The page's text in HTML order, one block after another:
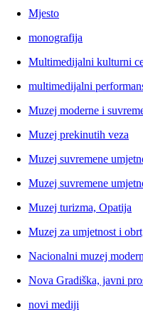
Mjesto
monografija
Multimedijalni kulturni
multimedijalni
Muzej moderne i
Muzej prekinutih veza
Muzej suvremene
Muzej suvremene
Muzej turizma, Opatija
Muzej za umjetnost i
Nacionalni muzej
Nova Gradiška, javni
novi mediji